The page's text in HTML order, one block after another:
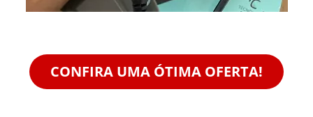
CONFIRA UMA ÓTIMA OFERTA!